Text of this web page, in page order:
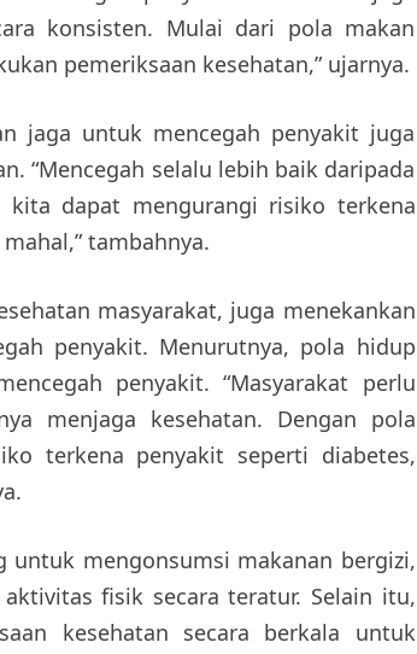
konsisten. Mulai dari pola makan
pemeriksaan kesehatan,” ujarnya.
jaga untuk mencegah penyakit juga
“Mencegah selalu lebih baik daripada
kita dapat mengurangi risiko terkena
tambahnya.
masyarakat, juga menekankan
penyakit. Menurutnya, pola hidup
penyakit. “Masyarakat perlu
menjaga kesehatan. Dengan pola
terkena penyakit seperti diabetes,
untuk mengonsumsi makanan bergizi,
fisik secara teratur. Selain itu,
kesehatan secara berkala untuk